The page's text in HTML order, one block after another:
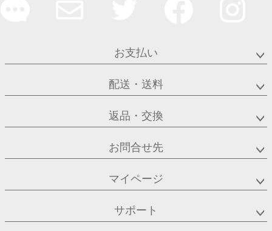
お支払い
配送・送料
返品・交換
お問合せ先
マイページ
サポート